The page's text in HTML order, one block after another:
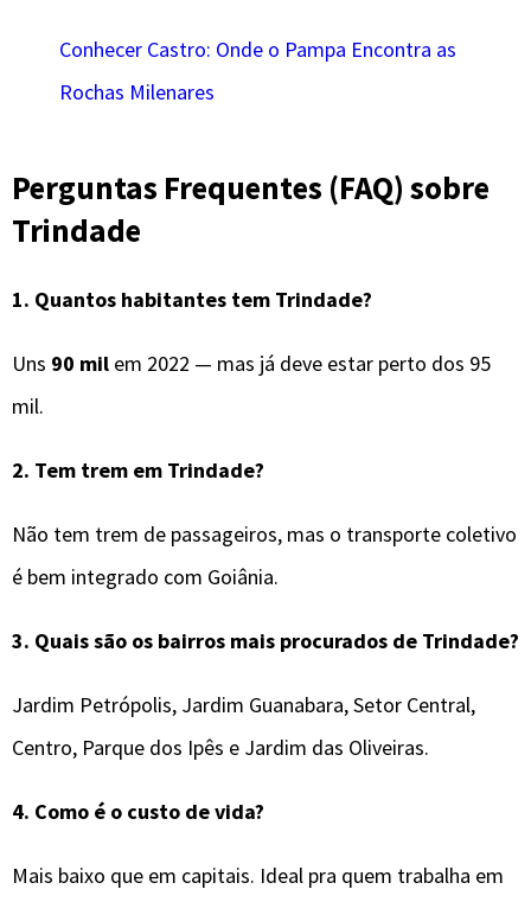
Conhecer Castro: Onde o Pampa Encontra as
Rochas Milenares
Perguntas Frequentes (FAQ) sobre
Trindade
1. Quantos habitantes tem Trindade?
Uns 90 mil em 2022 — mas já deve estar perto dos 95
mil.
2. Tem trem em Trindade?
Não tem trem de passageiros, mas o transporte coletivo
é bem integrado com Goiânia.
3. Quais são os bairros mais procurados de Trindade?
Jardim Petrópolis, Jardim Guanabara, Setor Central,
Centro, Parque dos Ipês e Jardim das Oliveiras.
4. Como é o custo de vida?
Mais baixo que em capitais. Ideal pra quem trabalha em